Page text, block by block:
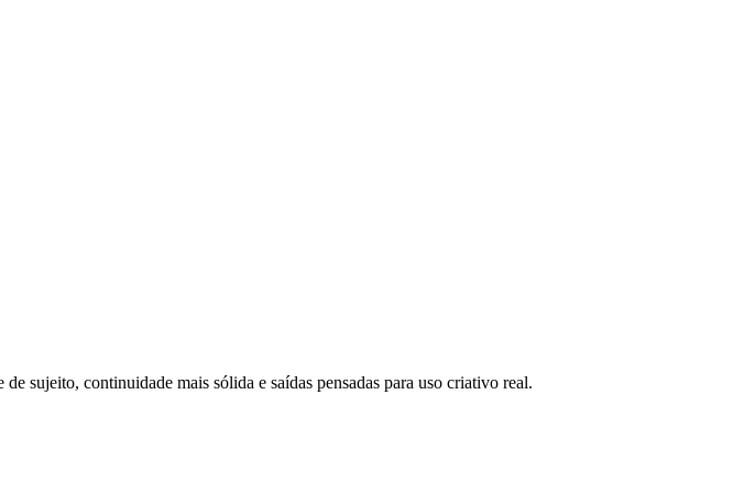
sujeito, continuidade mais sólida e saídas pensadas para uso criativo real.